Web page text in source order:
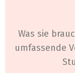
Was sie
umfassende